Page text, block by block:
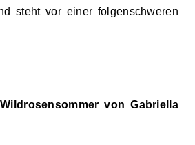
steht vor einer folgenschweren
Wildrosensommer von Gabriella